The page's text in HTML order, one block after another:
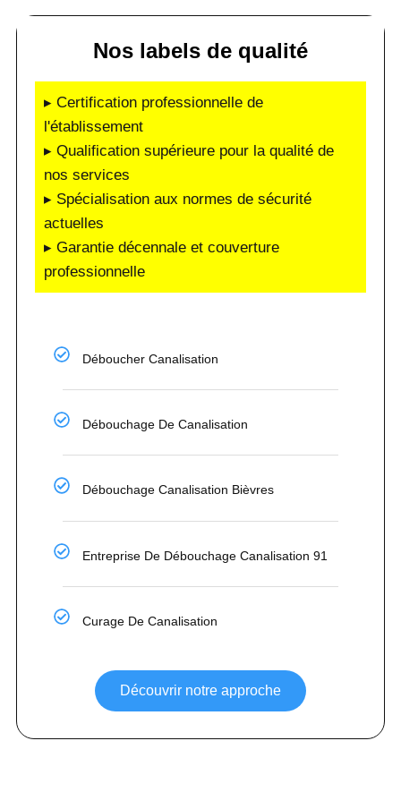
Nos labels de qualité
▸ Certification professionnelle de
l'établissement
▸ Qualification supérieure pour la qualité de
nos services
▸ Spécialisation aux normes de sécurité
actuelles
▸ Garantie décennale et couverture
professionnelle
Déboucher Canalisation
Débouchage De Canalisation
Débouchage Canalisation Bièvres
Entreprise De Débouchage Canalisation 91
Curage De Canalisation
Découvrir notre approche